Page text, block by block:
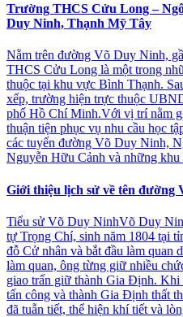
Trường THCS Cửu Long –
Duy Ninh, Thạnh Mỹ Tây
Nằm trên đường Võ Duy Ninh,
THCS Cửu Long là một trong
thuộc tại khu vực Bình Thạnh.
xếp, trường hiện trực thuộc
phố Hồ Chí Minh.Với vị trí nằm
thuận tiện phục vụ nhu cầu học
các tuyến đường Võ Duy Ninh,
Nguyễn Hữu Cảnh và những khu
Giới thiệu lịch sử về tên đường
Tiểu sử Võ Duy NinhVõ Duy
tự Trọng Chí, sinh năm 1804 tại
đỗ Cử nhân và bắt đầu làm quan
làm quan, ông từng giữ nhiều
giao trấn giữ thành Gia Định. Khi
tấn công và thành Gia Định thất
đã tuẫn tiết, thể hiện khí tiết và